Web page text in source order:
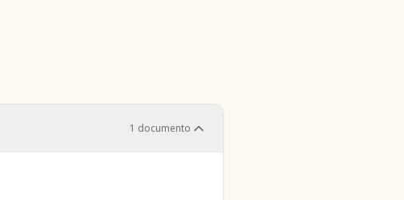
1 documento